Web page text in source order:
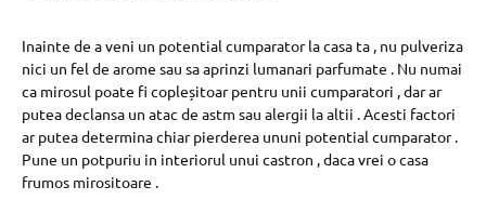
Inainte de a veni un potential cumparator la casa ta , nu pulveriza
nici un fel de arome sau sa aprinzi lumanari parfumate . Nu numai
ca mirosul poate fi copleșitoar pentru unii cumparatori , dar ar
putea declansa un atac de astm sau alergii la altii . Acesti factori
ar putea determina chiar pierderea ununi potential cumparator .
Pune un potpuriu in interiorul unui castron , daca vrei o casa
frumos mirositoare .